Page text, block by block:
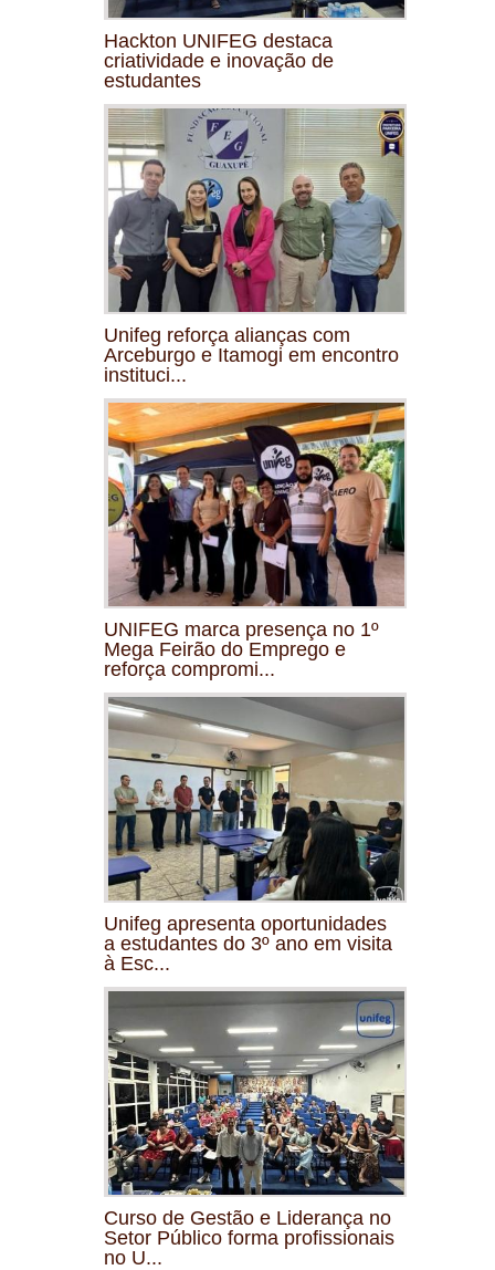
Hackton UNIFEG destaca
criatividade e inovação de
estudantes
Unifeg reforça alianças com
Arceburgo e Itamogi em encontro
instituci...
UNIFEG marca presença no 1º
Mega Feirão do Emprego e
reforça compromi...
Unifeg apresenta oportunidades
a estudantes do 3º ano em visita
à Esc...
Curso de Gestão e Liderança no
Setor Público forma profissionais
no U...